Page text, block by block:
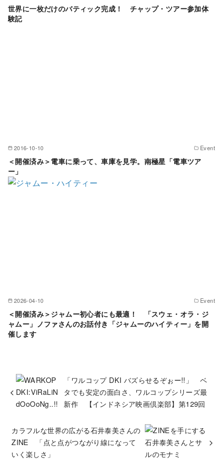
世界に一枚だけのバティック完成！ チャップ・ツアー参加体
験記
2016-10-10 Event
＜開催済み＞電車に乗って、車庫を見学。南極星「電車ツア
ー」
2026-04-10 Event
＜開催済み＞ジャムー初心者にも最適！ 「スウェ・オラ・ジ
ャムー」ノファさんのお話付き「ジャムーのハイティー」を開
催します
「ワルコップ DKI バズらせるぞぉー!!」 ベ
タでも安定の面白さ、ワルコップシリーズ最
新作 【インドネシア映画倶楽部】第129回
カラフルな世界の広がる石井泰美さんの
ZINE 「点と点がつながり線になって
いく楽しさ」